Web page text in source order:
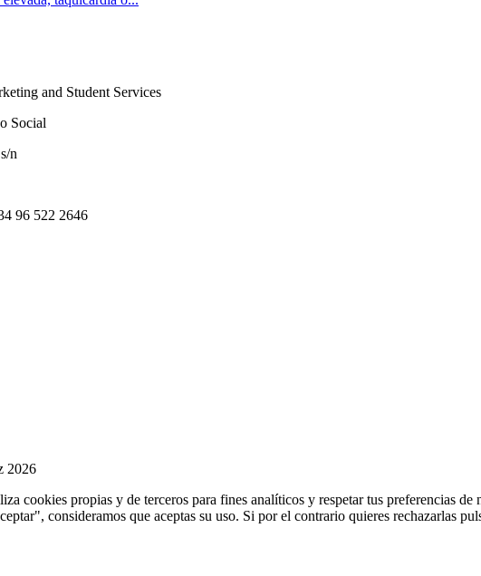
and Student Services
Social
n
96 522 2646
2026
cookies propias y de terceros para fines analíticos y respetar tus preferencias de
consideramos que aceptas su uso. Si por el contrario quieres rechazarlas